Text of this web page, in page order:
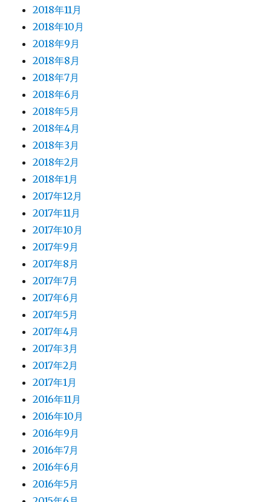
2018年11月
2018年10月
2018年9月
2018年8月
2018年7月
2018年6月
2018年5月
2018年4月
2018年3月
2018年2月
2018年1月
2017年12月
2017年11月
2017年10月
2017年9月
2017年8月
2017年7月
2017年6月
2017年5月
2017年4月
2017年3月
2017年2月
2017年1月
2016年11月
2016年10月
2016年9月
2016年7月
2016年6月
2016年5月